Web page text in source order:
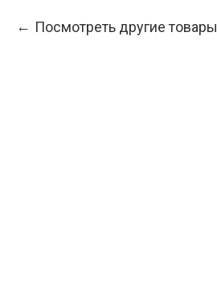
Посмотреть другие товары